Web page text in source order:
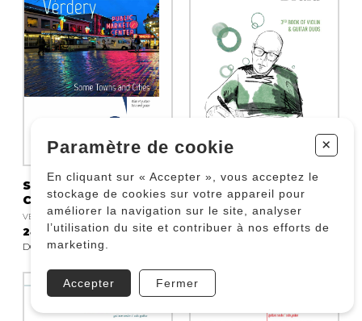
Some Towns and
Cities
VERDERY Benjamin
24.72 $
DO 1577
3rd book of violin &
guitar duos
BRAID David
23.54 $
Paramètre de cookie +
En cliquant sur « Accepter », vous acceptez le
stockage de cookies sur votre appareil pour
améliorer la navigation sur le site, analyser
l’utilisation du site et contribuer à nos efforts de
marketing.
Accepter Fermer